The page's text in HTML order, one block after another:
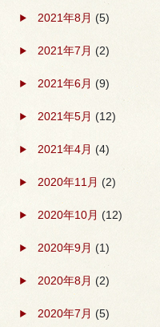
2021年8月 (5)
2021年7月 (2)
2021年6月 (9)
2021年5月 (12)
2021年4月 (4)
2020年11月 (2)
2020年10月 (12)
2020年9月 (1)
2020年8月 (2)
2020年7月 (5)